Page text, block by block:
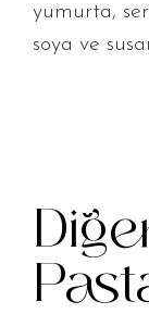
yumurta,
soya ve